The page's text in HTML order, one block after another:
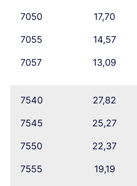
7050
7055
7057
17,70
14,57
13,09
7540
7545
7550
7555
27,82
25,27
22,37
19,19